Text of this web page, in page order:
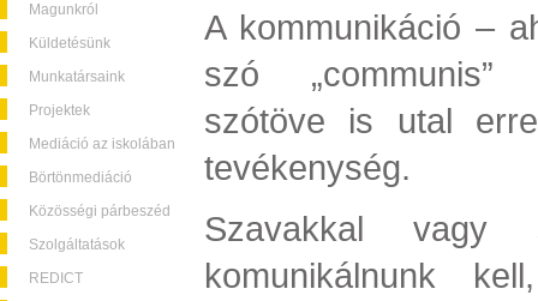
Magunkról
Küldetésünk
Munkatársaink
Projektek
Mediáció az iskolában
Börtönmediáció
Közösségi párbeszéd
Szolgáltatások
REDICT
A kommunikáció –
szó „communis”
szótöve is utal
tevékenység.
Szavakkal vagy
komunikálnunk